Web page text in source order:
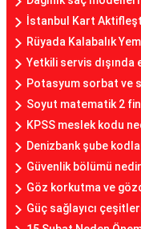
İstanbul Kart
Rüyada Kalabalık
Yetkili servis dışında
Potasyum sorbat ve
Soyut matematik 2
KPSS meslek kodu
Denizbank şube
Güvenlik bölümü
Göz korkutma ve
Güç sağlayıcı